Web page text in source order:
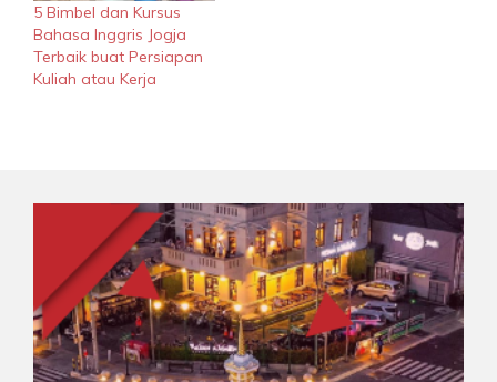
5 Bimbel dan Kursus
Bahasa Inggris Jogja
Terbaik buat Persiapan
Kuliah atau Kerja